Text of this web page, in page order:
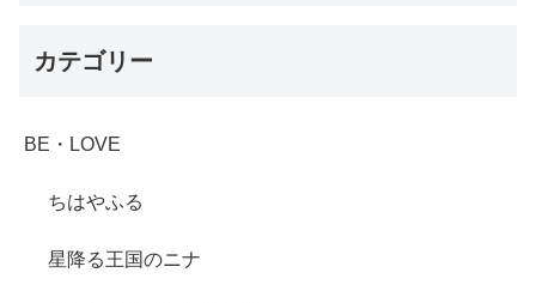
カテゴリー
BE・LOVE
ちはやふる
星降る王国のニナ